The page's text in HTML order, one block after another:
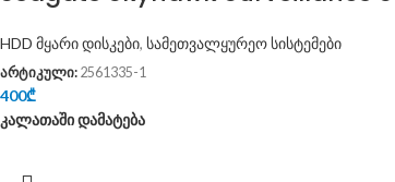
HDD მყარი დისკები, სამეთვალყურეო სისტემები
არტიკული: 2561335-1
400₾
კალათაში დამატება